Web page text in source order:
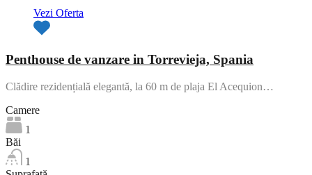
Vezi Oferta
Penthouse de vanzare in Torrevieja, Spania
Clădire rezidențială elegantă, la 60 m de plaja El Acequion…
Camere
1
Băi
1